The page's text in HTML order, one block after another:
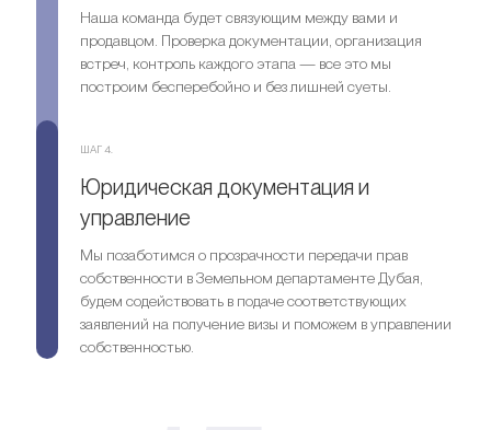
Наша команда будет связующим между вами и
продавцом. Проверка документации, организация
встреч, контроль каждого этапа — все это мы
построим бесперебойно и без лишней суеты.
ШАГ 4.
Юридическая документация и
управление
Мы позаботимся о прозрачности передачи прав
собственности в Земельном департаменте Дубая,
будем содействовать в подаче соответствующих
заявлений на получение визы и поможем в управлении
собственностью.